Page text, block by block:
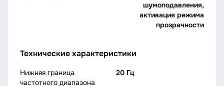
шумоподавления,
активация режима
прозрачности
Технические характеристики
Нижняя граница
частотного диапазона
20 Гц